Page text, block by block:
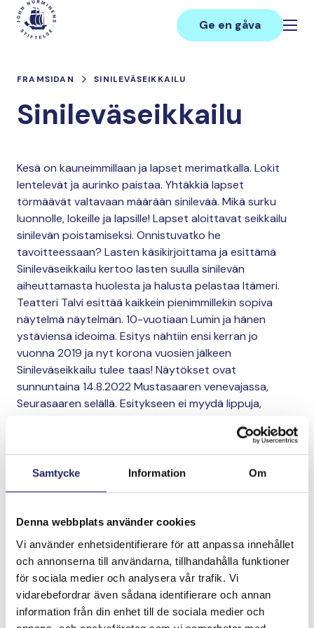
Samtycke Information Om
Denna webbplats använder cookies
Vi använder enhetsidentifierare för att anpassa innehållet
och annonserna till användarna, tillhandahålla funktioner
för sociala medier och analysera vår trafik. Vi
vidarebefordrar även sådana identifierare och annan
information från din enhet till de sociala medier och
Hoppa
innehåll
Main
Ge en gåva
FRAMSIDAN SINILEVÄSEIKKAILU
Sinileväseikkailu
Kesä on kauneimmillaan ja lapset merimatkalla. Lokit
lentelevät ja aurinko paistaa. Yhtäkkiä lapset
törmäävät valtavaan määrään sinilevää. Mikä surku
luonnolle, lokeille ja lapsille! Lapset aloittavat seikkailu
sinilevän poistamiseksi. Onnistuvatko he
tavoitteessaan? Lasten käsikirjoittama ja esittämä
Sinileväseikkailu kertoo lasten suulla sinilevän
aiheuttamasta huolesta ja halusta pelastaa Itämeri.
Teatteri Talvi esittää kaikkein pienimmillekin sopiva
näytelmä näytelmän. 10-vuotiaan Lumin ja hänen
ystäviensä ideoima. Esitys nähtiin ensi kerran jo
vuonna 2019 ja nyt korona vuosien jälkeen
Sinileväseikkailu tulee taas! Näytökset ovat
sunnuntaina 14.8.2022 Mustasaaren venevajassa,
Seurasaaren selällä. Esitykseen ei myydä lippuja,
Lahjoita ja liity tähän tiimiin